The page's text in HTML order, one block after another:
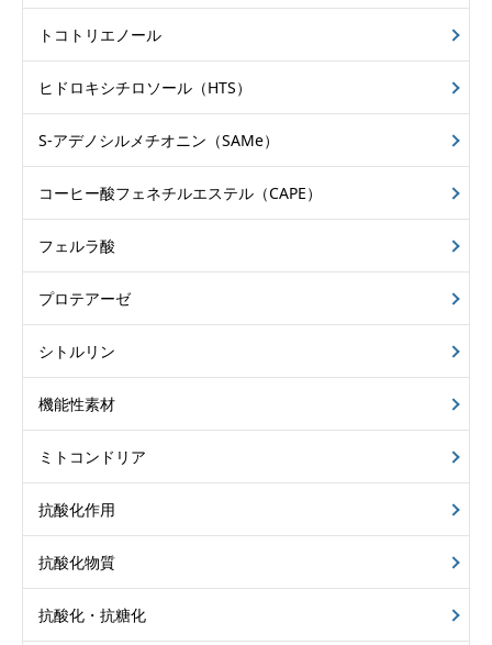
トコトリエノール
ヒドロキシチロソール（HTS）
S-アデノシルメチオニン（SAMe）
コーヒー酸フェネチルエステル（CAPE）
フェルラ酸
プロテアーゼ
シトルリン
機能性素材
ミトコンドリア
抗酸化作用
抗酸化物質
抗酸化・抗糖化